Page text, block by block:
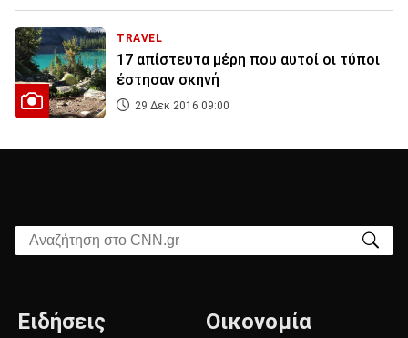
TRAVEL
17 απίστευτα μέρη που αυτοί οι τύποι
έστησαν σκηνή
29 Δεκ 2016 09:00
Αναζήτηση στο CNN.gr
Ειδήσεις Οικονομία